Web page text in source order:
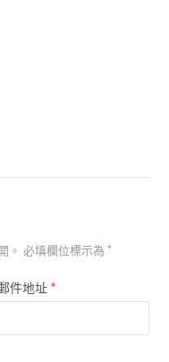
。 必填欄位標示為*
件地址*